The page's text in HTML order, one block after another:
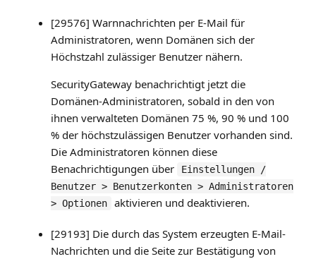
[29576] Warnnachrichten per E-Mail für
Administratoren, wenn Domänen sich der
Höchstzahl zulässiger Benutzer nähern.
SecurityGateway benachrichtigt jetzt die
Domänen-Administratoren, sobald in den von
ihnen verwalteten Domänen 75 %, 90 % und 100
% der höchstzulässigen Benutzer vorhanden sind.
Die Administratoren können diese
Benachrichtigungen über
Einstellungen /
Benutzer > Benutzerkonten > Administratoren
> Optionen
aktivieren und deaktivieren.
[29193] Die durch das System erzeugten E-Mail-
Nachrichten und die Seite zur Bestätigung von